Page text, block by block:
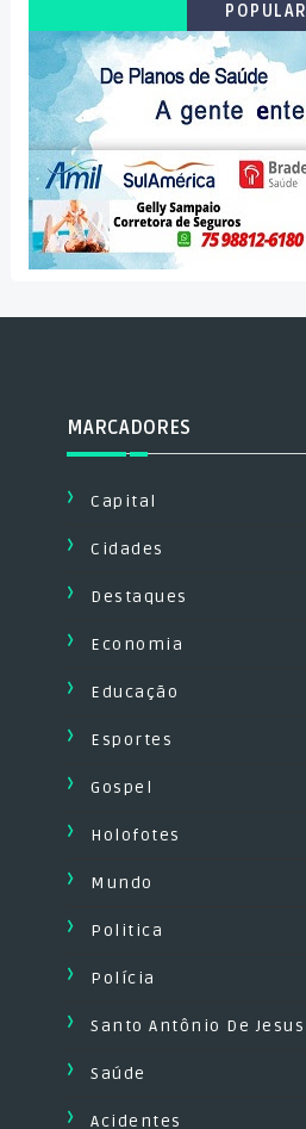
POPULAR
MARCADORES
Capital
Cidades
Destaques
Economia
Educação
Esportes
Gospel
Holofotes
Mundo
Politica
Polícia
Santo Antônio De Jesus
Saúde
Acidentes